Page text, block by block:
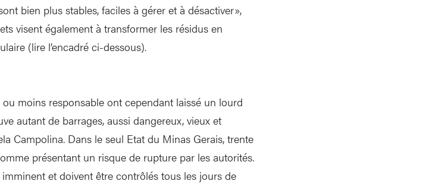
bien plus stables, faciles à gérer et à désactiver»,
visent également à transformer les résidus en
(lire l’encadré ci-dessous).
moins responsable ont cependant laissé un lourd
autant de barrages, aussi dangereux, vieux et
Campolina. Dans le seul Etat du Minas Gerais, trente
présentant un risque de rupture par les autorités.
et doivent être contrôlés tous les jours de